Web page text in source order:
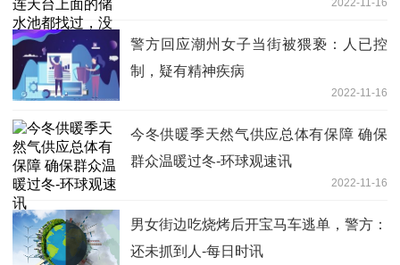
警方回应潮州女子当街被猥亵：人已控
制，疑有精神疾病
2022-11-16
今冬供暖季天然气供应总体有保障 确保
群众温暖过冬-环球观速讯
2022-11-16
男女街边吃烧烤后开宝马车逃单，警方：
还未抓到人-每日时讯